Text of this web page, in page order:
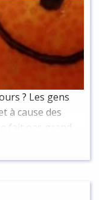
? Les gens
à cause des
fait pas grand
la télé
et que la neige